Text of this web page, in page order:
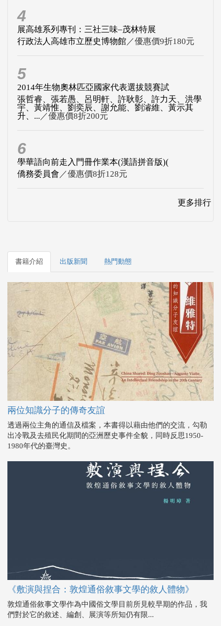
4
展高雄系列專刊：三社三味–茂林特展
行政法人高雄市立歷史博物館／優惠價9折180元
5
2014年生物奧林匹亞國家代表選拔競賽試
張哲睿、張若愚、呂明軒、許耿彰、許力天、洪學
宇、黃靖惟、劉奕辰、謝允能、劉濬維、黃示其
升、... ／優惠價8折200元
6
學華語向前走入門冊作業本(漢語拼音版)(
僑務委員會 ／優惠價8折128元
更多排行
書籍介紹 出版新聞 熱門動態
兩位知識分子的傳奇友誼
透過兩位主角的通信及檔案，本書得以藉由他們的交流，勾勒
出冷戰及去殖民化期間的亞洲歷史事件全貌，同時反思1950-
1980年代的臺灣史。
《敷演與捏合：敦煌通俗敘事文學的敘人體物》
敦煌通俗敘事文學作為中國俗文學目前所見較早期的作品，我
們對於它的敘述、編創、展演等所知仍有限...